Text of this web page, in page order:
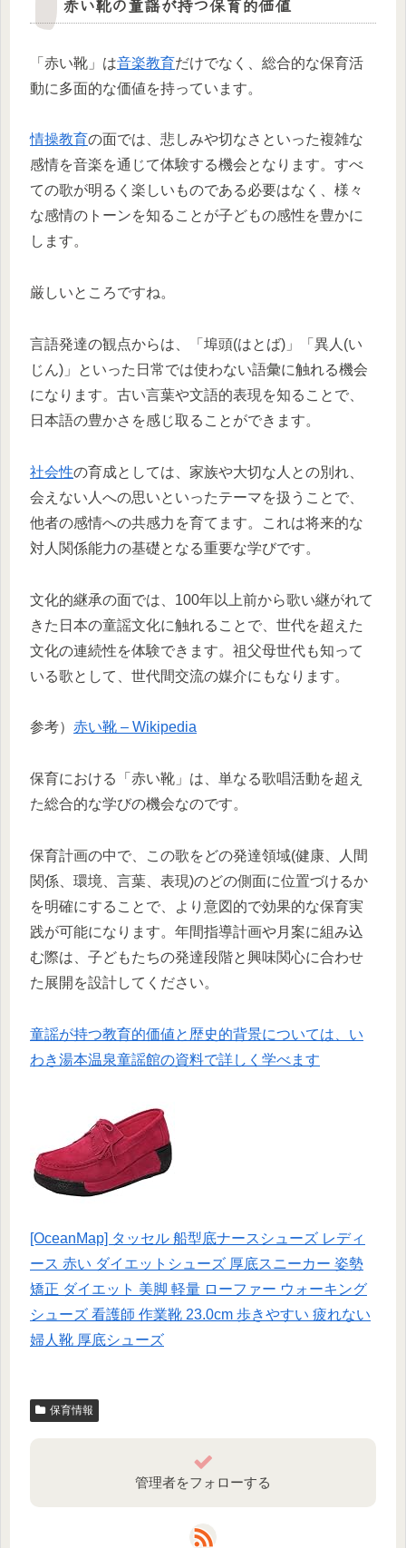
赤い靴の童謡が持つ保育的価値
「赤い靴」は音楽教育だけでなく、総合的な保育活
動に多面的な価値を持っています。
情操教育の面では、悲しみや切なさといった複雑な
感情を音楽を通じて体験する機会となります。すべ
ての歌が明るく楽しいものである必要はなく、様々
な感情のトーンを知ることが子どもの感性を豊かに
します。
厳しいところですね。
言語発達の観点からは、「埠頭(はとば)」「異人(い
じん)」といった日常では使わない語彙に触れる機会
になります。古い言葉や文語的表現を知ることで、
日本語の豊かさを感じ取ることができます。
社会性の育成としては、家族や大切な人との別れ、
会えない人への思いといったテーマを扱うことで、
他者の感情への共感力を育てます。これは将来的な
対人関係能力の基礎となる重要な学びです。
文化的継承の面では、100年以上前から歌い継がれて
きた日本の童謡文化に触れることで、世代を超えた
文化の連続性を体験できます。祖父母世代も知って
いる歌として、世代間交流の媒介にもなります。
参考） 赤い靴 – Wikipedia
保育における「赤い靴」は、単なる歌唱活動を超え
た総合的な学びの機会なのです。
保育計画の中で、この歌をどの発達領域(健康、人間
関係、環境、言葉、表現)のどの側面に位置づけるか
を明確にすることで、より意図的で効果的な保育実
践が可能になります。年間指導計画や月案に組み込
む際は、子どもたちの発達段階と興味関心に合わせ
た展開を設計してください。
童謡が持つ教育的価値と歴史的背景については、い
わき湯本温泉童謡館の資料で詳しく学べます
[OceanMap] タッセル 船型底ナースシューズ レディ
ース 赤い ダイエットシューズ 厚底スニーカー 姿勢
矯正 ダイエット 美脚 軽量 ローファー ウォーキング
シューズ 看護師 作業靴 23.0cm 歩きやすい 疲れない
婦人靴 厚底シューズ
保育情報
管理者をフォローする